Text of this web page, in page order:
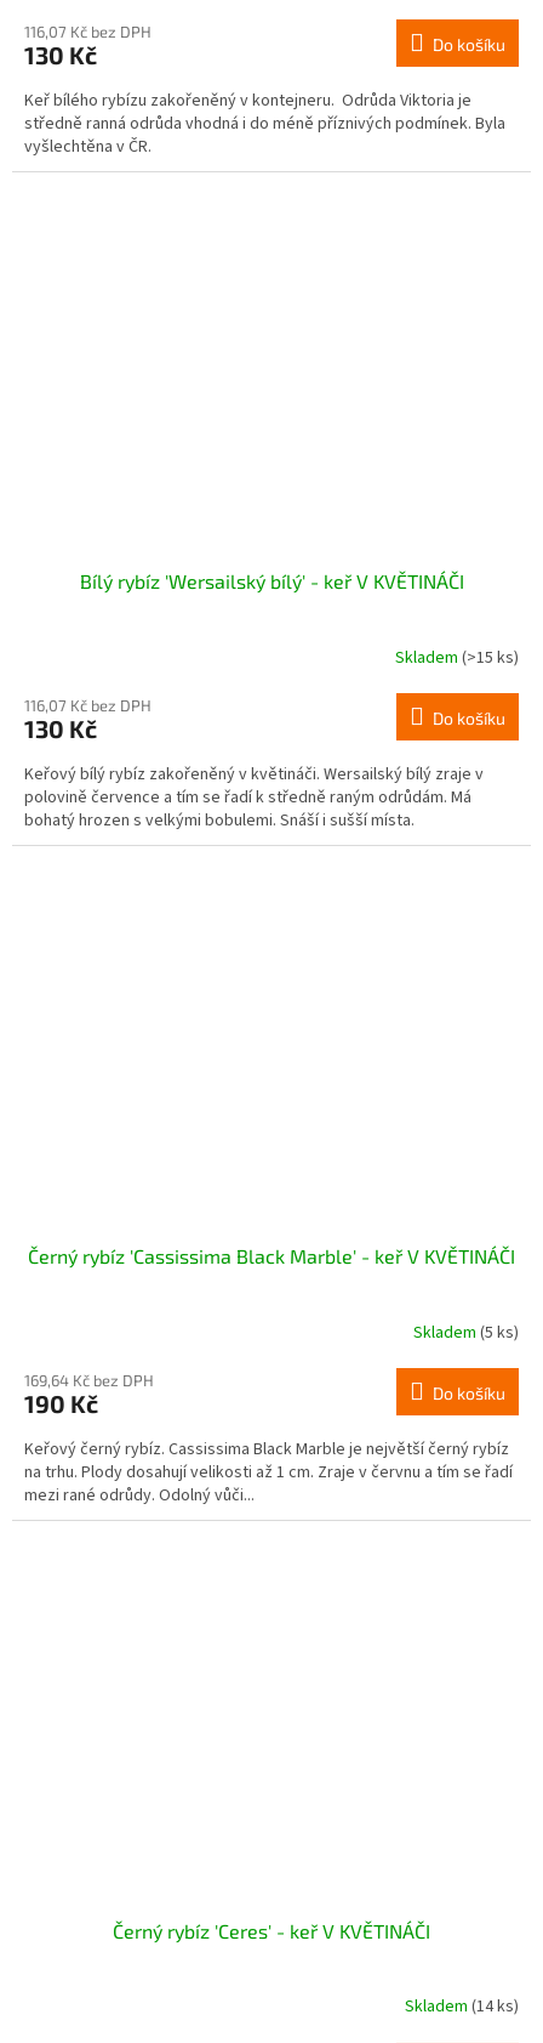
116,07 Kč bez DPH
130 Kč Do košíku
Keř bílého rybízu zakořeněný v kontejneru. Odrůda Viktoria je
středně ranná odrůda vhodná i do méně příznivých podmínek. Byla
vyšlechtěna v ČR.
Bílý rybíz 'Wersailský bílý' - keř V KVĚTINÁČI
Skladem (>15 ks)
116,07 Kč bez DPH
130 Kč Do košíku
Keřový bílý rybíz zakořeněný v květináči. Wersailský bílý zraje v
polovině července a tím se řadí k středně raným odrůdám. Má
bohatý hrozen s velkými bobulemi. Snáší i sušší místa.
Černý rybíz 'Cassissima Black Marble' - keř V KVĚTINÁČI
Skladem (5 ks)
169,64 Kč bez DPH
190 Kč Do košíku
Keřový černý rybíz. Cassissima Black Marble je největší černý rybíz
na trhu. Plody dosahují velikosti až 1 cm. Zraje v červnu a tím se řadí
mezi rané odrůdy. Odolný vůči...
Černý rybíz 'Ceres' - keř V KVĚTINÁČI
Skladem (14 ks)